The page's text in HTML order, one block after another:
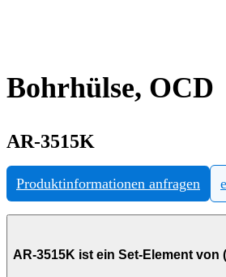
Bohrhülse, OCD
AR-3515K
Produktinformationen anfragen
AR-3515K ist ein Set-Element von